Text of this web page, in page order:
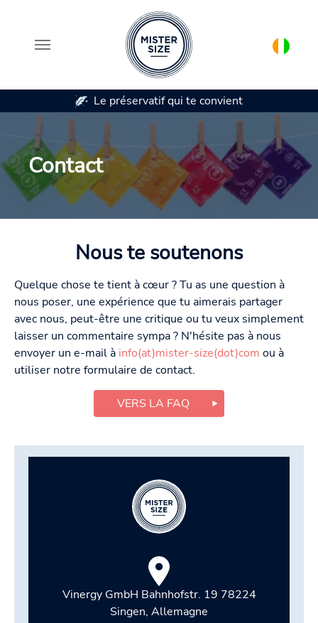
Aller au contenu principal
préservatif qui te convient Disponible en 7
Contact
Nous te soutenons
Quelque chose te tient à cœur ? Tu as une question à
nous poser, une expérience que tu aimerais partager
avec nous, peut-être une critique ou tu veux simplement
laisser un commentaire sympa ? N'hésite pas à nous
envoyer un e-mail à info(at)mister-size(dot)com ou à
utiliser notre formulaire de contact.
VERS LA FAQ
Vinergy GmbH Bahnhofstr. 19 78224
Singen, Allemagne